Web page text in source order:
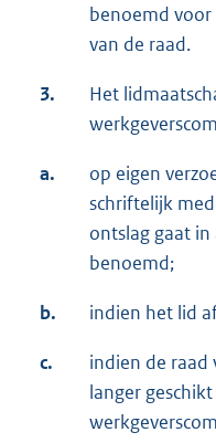
benoemd
van de raad.
3.
Het
a.
op eigen
schriftelijk
ontslag gaat
benoemd;
b. indien het lid
c.
indien de raad
langer